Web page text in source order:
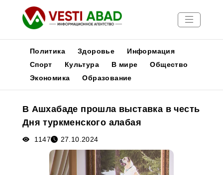
Новости
Медиа
Афиша
Политика Здоровье
Информация
Спорт
Культура В мире
Общество
Экономика
Образование
В Ашхабаде прошла выставка в честь
Дня туркменского алабая
1147 27.10.2024